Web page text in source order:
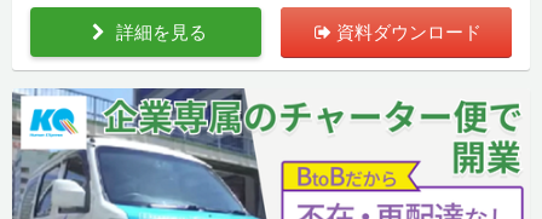
詳細を見る 資料ダウンロード